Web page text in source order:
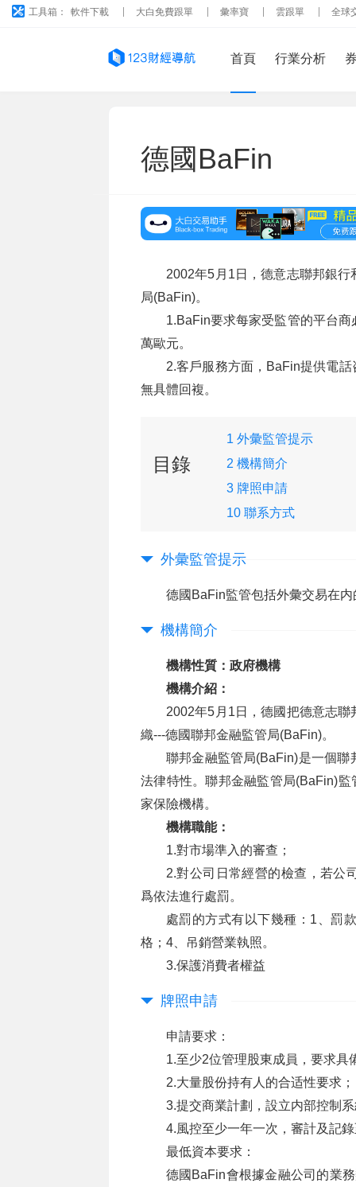
工具箱： 軟件下載 大白免費跟單 彙率寶 雲跟單 全球
首頁 行業分析
德國BaFin
2002年5月1日，德意志聯邦銀
局(BaFin)。
1.BaFin要求每家受監管的平台
萬歐元。
2.客戶服務方面，BaFin提供電
無具體回複。
目錄
1 外彙監管提示
2 機構簡介
3 牌照申請
10 聯系方式
外彙監管提示
德國BaFin監管包括外彙交易在
機構簡介
機構性質：政府機構
機構介紹：
2002年5月1日，德國把德意志
織---德國聯邦金融監管局(BaFin)。
聯邦金融監管局(BaFin)是一個
法律特性。聯邦金融監管局(BaFin)
家保險機構。
機構職能：
1.對市場準入的審查；
2.對公司日常經營的檢查，若公
爲依法進行處罰。
處罰的方式有以下幾種：1、罰
格；4、吊銷營業執照。
3.保護消費者權益
牌照申請
申請要求：
1.至少2位管理股東成員，要求具
2.大量股份持有人的合适性要求；
3.提交商業計劃，設立内部控制
4.風控至少一年一次，審計及記
最低資本要求：
德國BaFin會根據金融公司的業